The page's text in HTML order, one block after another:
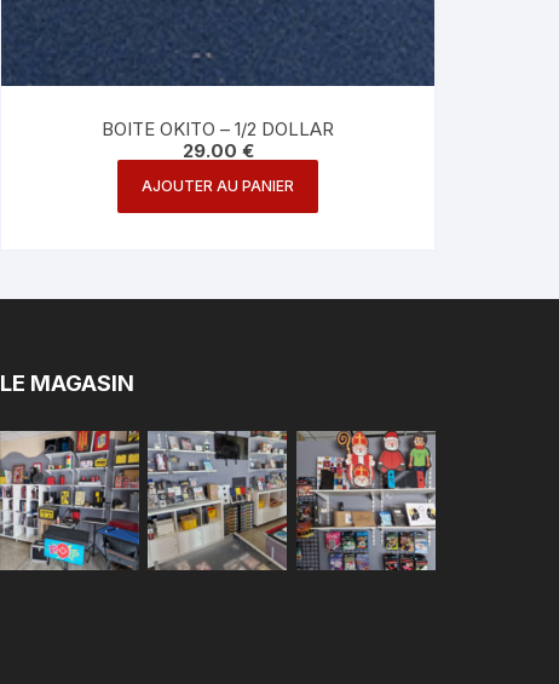
BOITE OKITO – 1/2 DOLLAR
29.00 €
AJOUTER AU PANIER
LE MAGASIN